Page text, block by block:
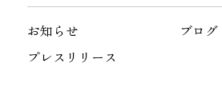
お知らせ
ブログ
プレスリリース